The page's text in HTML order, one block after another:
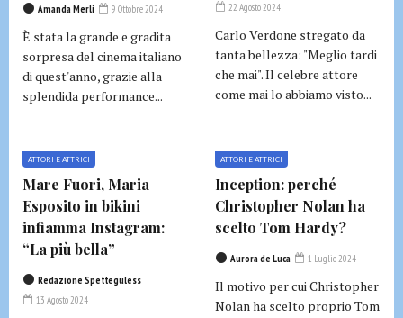
Amanda Merli 9 Ottobre 2024
È stata la grande e gradita
sorpresa del cinema italiano
di quest'anno, grazie alla
splendida performance...
22 Agosto 2024
Carlo Verdone stregato da
tanta bellezza: "Meglio tardi
che mai". Il celebre attore
come mai lo abbiamo visto...
ATTORI E ATTRICI
Mare Fuori, Maria
Esposito in bikini
infiamma Instagram:
“La più bella”
Redazione Spetteguless
13 Agosto 2024
ATTORI E ATTRICI
Inception: perché
Christopher Nolan ha
scelto Tom Hardy?
Aurora de Luca 1 Luglio 2024
Il motivo per cui Christopher
Nolan ha scelto proprio Tom